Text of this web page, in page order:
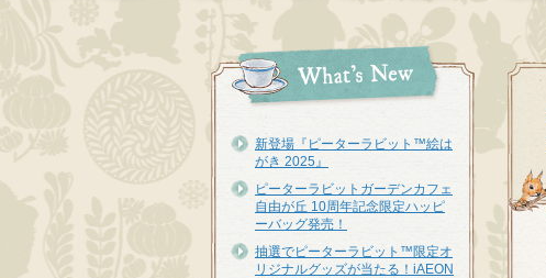
新登場『ピーターラビット™︎絵は
がき 2025』
ピーターラビットガーデンカフェ
自由が丘 10周年記念限定ハッピ
ーバッグ発売！
抽選でピーターラビット™限定オ
リジナルグッズが当たる！iAEON